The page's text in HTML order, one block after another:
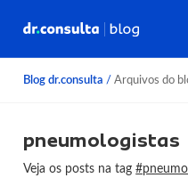
Blog dr.consulta / Arquivos do
pneumologistas
Veja os posts na tag